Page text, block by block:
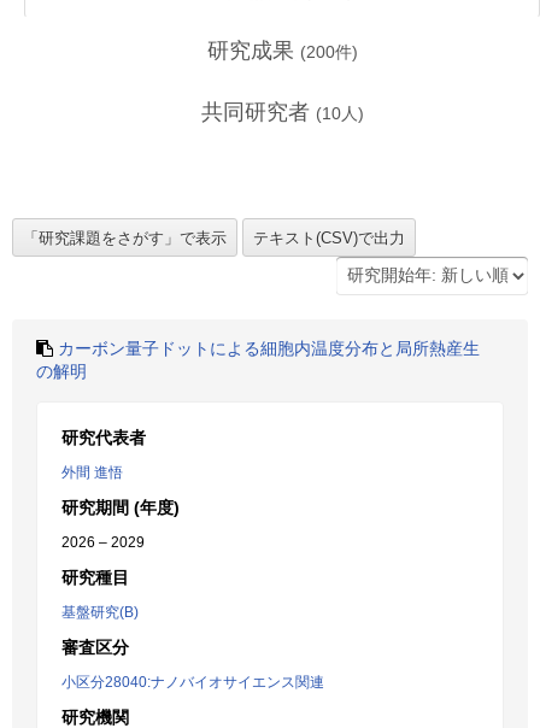
研究成果 (200件)
共同研究者 (10人)
カーボン量子ドットによる細胞内温度分布と局所熱産生
の解明
研究代表者
外間 進悟
研究期間 (年度)
2026 – 2029
研究種目
基盤研究(B)
審査区分
小区分28040:ナノバイオサイエンス関連
研究機関